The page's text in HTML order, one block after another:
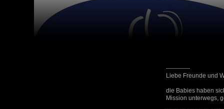
------------
Liebe Freunde und
die Babies haben
Mission unterwegs,